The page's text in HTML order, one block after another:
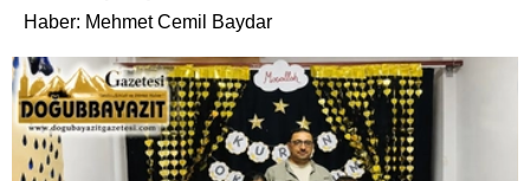
Haber: Mehmet Cemil Baydar